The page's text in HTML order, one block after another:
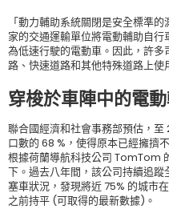
「動力輔助系統關閉是安全標準
家的交通運輸單位將電動輔助自
為低速行駛的電動車。因此，許
路、快速道路和其他特殊道路上使
穿梭於車陣中的電
聯合國經濟和社會事務部預估，
口數的 68 %，使得原本已經擁擠
根據荷蘭導航科技公司 TomTom
下。過去八年間，該公司持續追
塞車狀況，發現將近 75% 的城市
之前持平 (可取得的最新數據)。